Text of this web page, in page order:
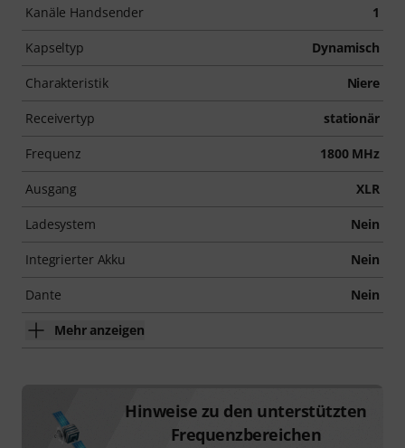
Kanäle Handsender 1
Kapseltyp Dynamisch
Charakteristik Niere
Receivertyp stationär
Frequenz 1800 MHz
Ausgang XLR
Ladesystem Nein
Integrierter Akku Nein
Dante Nein
Mehr anzeigen
Hinweise zu den unterstützten
Frequenzbereichen